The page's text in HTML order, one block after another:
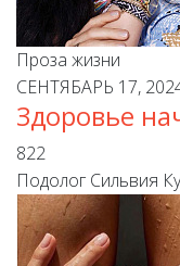
Проза жизни
СЕНТЯБАРЬ 17,
Здоровье
822
Подолог Сильвия